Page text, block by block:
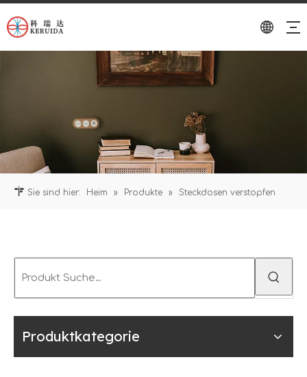
Sie sind hier: Heim » Produkte » Steckdosen verstopfen
Produktkategorie